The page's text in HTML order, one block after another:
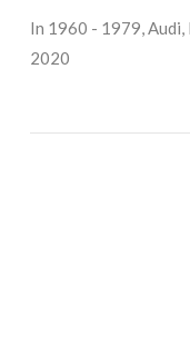
In 1960 - 1979,Audi,
2020